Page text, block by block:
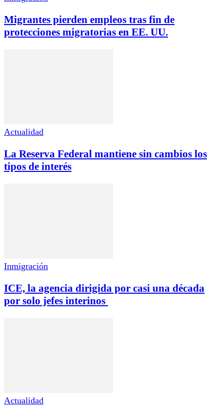
Migrantes pierden empleos tras fin de
protecciones migratorias en EE. UU.
Actualidad
La Reserva Federal mantiene sin cambios los
tipos de interés
Inmigración
ICE, la agencia dirigida por casi una década
por solo jefes interinos
Actualidad